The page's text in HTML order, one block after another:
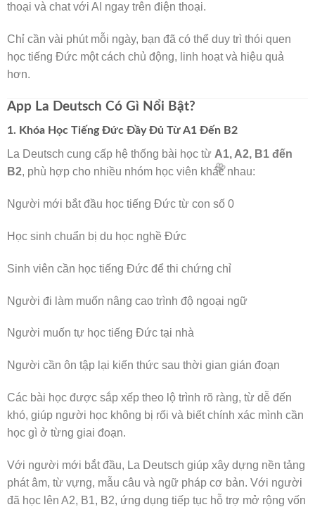
🧧
thoại và chat với AI ngay trên điện thoại.
Chỉ cần vài phút mỗi ngày, bạn đã có thể duy trì thói quen
học tiếng Đức một cách chủ động, linh hoạt và hiệu quả
hơn.
App La Deutsch Có Gì Nổi Bật?
1. Khóa Học Tiếng Đức Đầy Đủ Từ A1 Đến B2
La Deutsch cung cấp hệ thống bài học từ A1, A2, B1 đến
B2, phù hợp cho nhiều nhóm học viên khác nhau:
Người mới bắt đầu học tiếng Đức từ con số 0
Học sinh chuẩn bị du học nghề Đức
Sinh viên cần học tiếng Đức để thi chứng chỉ
Người đi làm muốn nâng cao trình độ ngoại ngữ
Người muốn tự học tiếng Đức tại nhà
Người cần ôn tập lại kiến thức sau thời gian gián đoạn
Các bài học được sắp xếp theo lộ trình rõ ràng, từ dễ đến
khó, giúp người học không bị rối và biết chính xác mình cần
học gì ở từng giai đoạn.
Với người mới bắt đầu, La Deutsch giúp xây dựng nền tảng
phát âm, từ vựng, mẫu câu và ngữ pháp cơ bản. Với người
đã học lên A2, B1, B2, ứng dụng tiếp tục hỗ trợ mở rộng vốn